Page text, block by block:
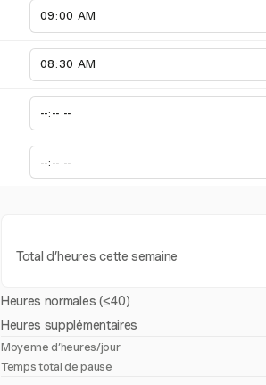
Total d’heures cette semaine
Heures normales (≤40)
Heures supplémentaires
Moyenne d’heures/jour
Temps total de pause